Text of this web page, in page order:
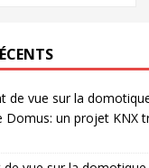
de vue sur la
un projet KNX